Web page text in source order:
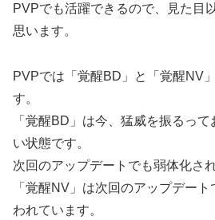
PVPでも活躍できるので、見た目
思います。
PVPでは「覚醒BD」と「覚醒NV
す。
「覚醒BD」は今、猛威を振るっ
い状態です。
次回のアップデートでも弱体化さ
「覚醒NV」は次回のアップデー
われています。